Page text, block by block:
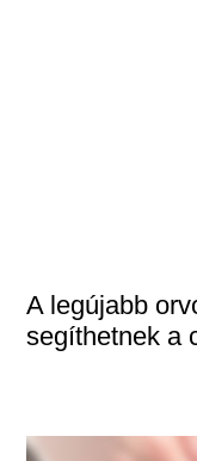
A legújabb
segíthetnek a